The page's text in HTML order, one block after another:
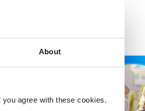
About
agree with these cookies.
SERVICE